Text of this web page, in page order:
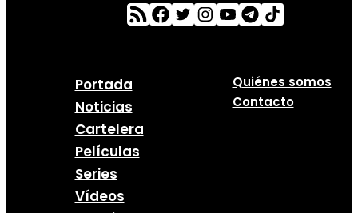
Portada
Noticias
Cartelera
Películas
Series
Vídeos
Quiénes somos
Contacto